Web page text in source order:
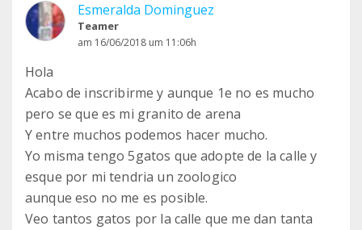
Esmeralda Dominguez
Teamer
am 16/06/2018 um 11:06h
Hola
Acabo de inscribirme y aunque 1e no es mucho
pero se que es mi granito de arena
Y entre muchos podemos hacer mucho.
Yo misma tengo 5gatos que adopte de la calle y
esque por mi tendria un zoologico
aunque eso no me es posible.
Veo tantos gatos por la calle que me dan tanta